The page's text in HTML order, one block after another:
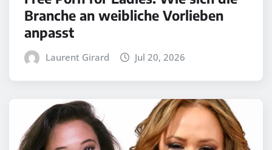
Branche an weibliche Vorlieben
anpasst
Laurent Girard Jul 20, 2026